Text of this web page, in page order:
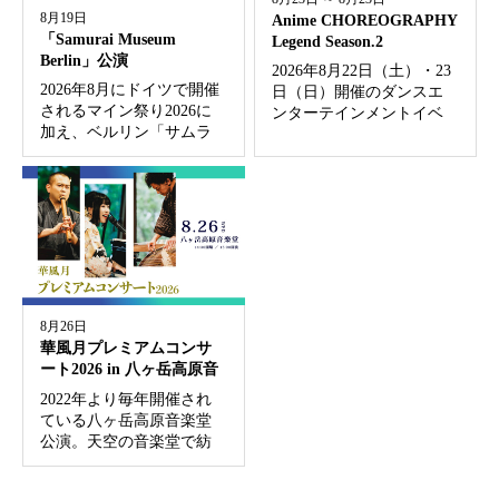
8月19日
「Samurai Museum
Berlin」公演
2026年8月にドイツで開催
されるマイン祭り2026に
加え、ベルリン「サムラ
イ・ミュージアム」での
出演も決定いたしまし
た。 「Samurai Museum
Berlin」 ドイツ・ベルリン
の中心地（ミ...
Anime CHOREOGRAPHY
Legend Season.2
2026年8月22日（土）・23
日（日）開催のダンスエ
ンターテインメントイベ
CHOREOGRAPHY Legend
8月26日
華風月プレミアムコンサ
ート2026 in 八ヶ岳高原音
楽堂
2022年より毎年開催され
ている八ヶ岳高原音楽堂
公演。天空の音楽堂で紡
いできた華風月の夏の風